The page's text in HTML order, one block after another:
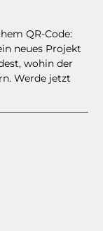
QR-Code:
neues Projekt
wohin der
Werde jetzt
Sternen